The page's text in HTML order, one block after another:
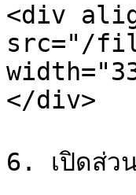
<div
src="/
</div>
6. เปิดส่